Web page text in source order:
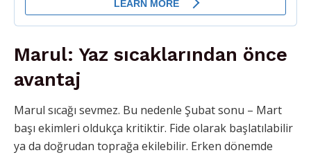
Marul: Yaz sıcaklarından önce
avantaj
Marul sıcağı sevmez. Bu nedenle Şubat sonu – Mart
başı ekimleri oldukça kritiktir. Fide olarak başlatılabilir
ya da doğrudan toprağa ekilebilir. Erken dönemde